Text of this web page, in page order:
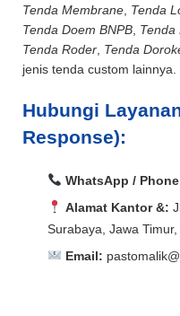
Tenda Membrane Tenda
Tenda Doem BNPB Tenda
Tenda Roder Tenda
jenis tenda custom lainnya.
Hubungi
Response):
WhatsApp /
Alamat Kantor &:
Surabaya, Jawa
Email: